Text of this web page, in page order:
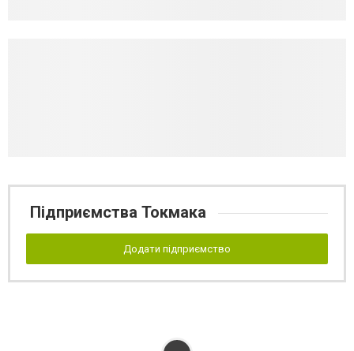
Підприємства Токмака
Додати підприємство